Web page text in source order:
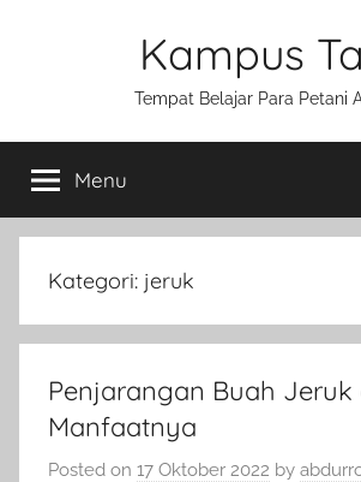
Kampus
Tempat Belajar Para Petani
Menu
Kategori: jeruk
Penjarangan Buah Jeruk
Manfaatnya
Posted on 17 Oktober 2022 by